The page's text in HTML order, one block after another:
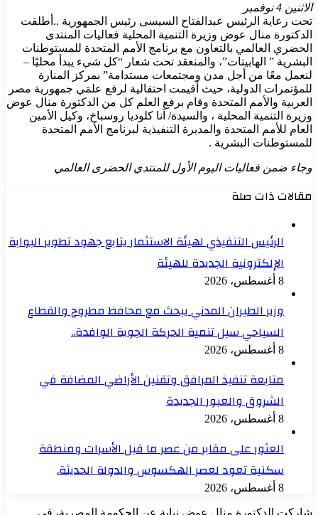
الاثنين 4 نوفمبر
تحت رعاية الرئيس عبدالفتاح السيسى رئيس الجمهورية ..أطلقت
الدكتورة منال عوض وزيرة التنمية المحلية فعاليات المنتدى
الحضري العالمي بالتعاون مع برنامج الأمم المتحدة للمستوطنات
البشرية ” الهابيتات”، والمنعقد تحت شعار “كل شيء يبدأ محليًا –
لنعمل معًا من أجل مدن ومجتمعات مستدامة” بمركز المنارة
للمؤتمرات الدولية، حيث أقيمت احتفالية لرفع علمَي جمهورية مصر
العربية والأمم المتحدة وقام برفع العلم كل من الدكتورة منال عوض
وزيرة التنمية المحلية ، والسيدة/ آنا كلوديا روسباخ، وكيل الأمين
العام للأمم المتحدة والمديرة التنفيذية لبرنامج الأمم المتحدة
للمستوطنات البشرية .
وجاء ضمن فعاليات اليوم الأول للمنتدي الحضرى العالمي
مقالات ذات صلة
الرئيس التنفيذي لهيئة الاستثمار يتابع جهود تطوير البوابة
الإلكترونية الجديدة للهيئة
8 أغسطس، 2026
وزير الطيران المدني يبحث مع محافظ مطروح والقطاع
السياحي سبل تنمية الحركة الجوية الوافدة..
8 أغسطس، 2026
متابعة تنفيذ المرافق وتقنين الأراضي المضافة في
الشروق والعبور الجديدة
8 أغسطس، 2026
العثور على مقابر من عصر ما قبل الأسرات ومنطقة
سكنية تعود لعصر الهكسوس والدولة الحديثة.
8 أغسطس، 2026
شاركت الدكتورة منال عوض نيابة عن الحكومة المصرية، في